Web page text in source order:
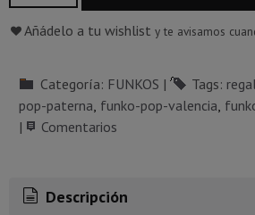
Añádelo a tu wishlist y te avisamos
Categoría: FUNKOS | Tags:
pop-paterna funko-pop-valencia
|
Comentarios
Descripción